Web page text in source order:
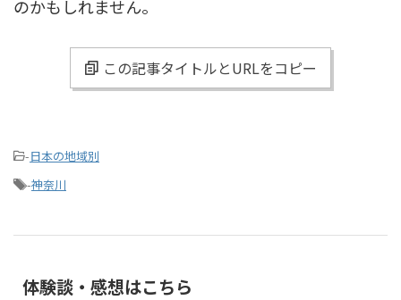
のかもしれません。
この記事タイトルとURLをコピー
-日本の地域別
-神奈川
体験談・感想はこちら